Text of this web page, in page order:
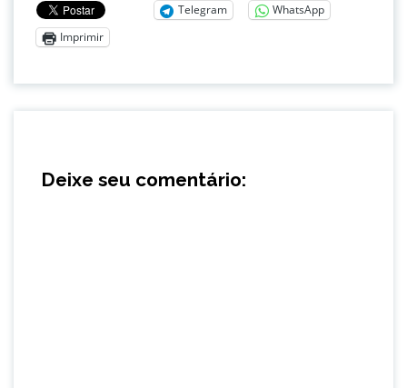
Telegram
WhatsApp
Imprimir
Deixe seu comentário: